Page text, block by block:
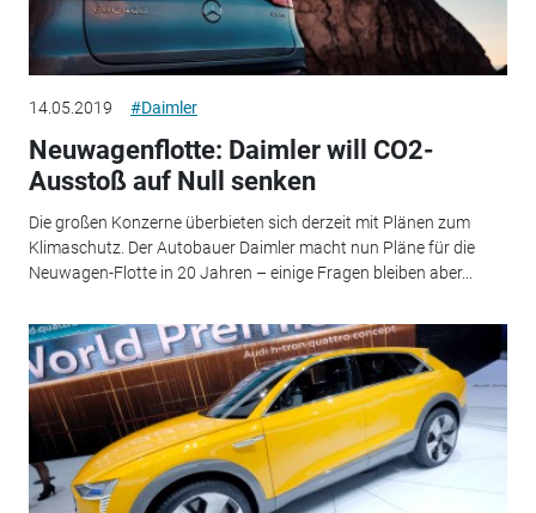
14.05.2019 #Daimler
Neuwagenflotte: Daimler will CO2-
Ausstoß auf Null senken
Die großen Konzerne überbieten sich derzeit mit Plänen zum
Klimaschutz. Der Autobauer Daimler macht nun Pläne für die
Neuwagen-Flotte in 20 Jahren – einige Fragen bleiben aber...